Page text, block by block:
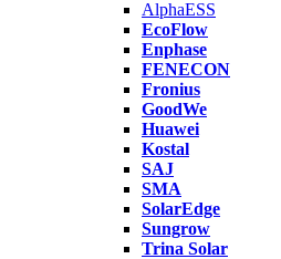
AlphaESS
EcoFlow
Enphase
FENECON
Fronius
GoodWe
Huawei
Kostal
SAJ
SMA
SolarEdge
Sungrow
Trina Solar